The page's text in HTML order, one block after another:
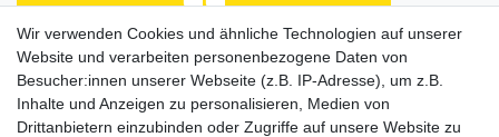
Habe Angelkayak gekauft, bin mit Abwicklung und
Preis zufrieden. Was fehlt, ist eine Beschreibung
Horst L., Steinach
Wir verwenden Cookies und ähnliche Technologien auf unserer
Website und verarbeiten personenbezogene Daten von
Besucher:innen unserer Webseite (z.B. IP-Adresse), um z.B.
Inhalte und Anzeigen zu personalisieren, Medien von
Drittanbietern einzubinden oder Zugriffe auf unsere Website zu